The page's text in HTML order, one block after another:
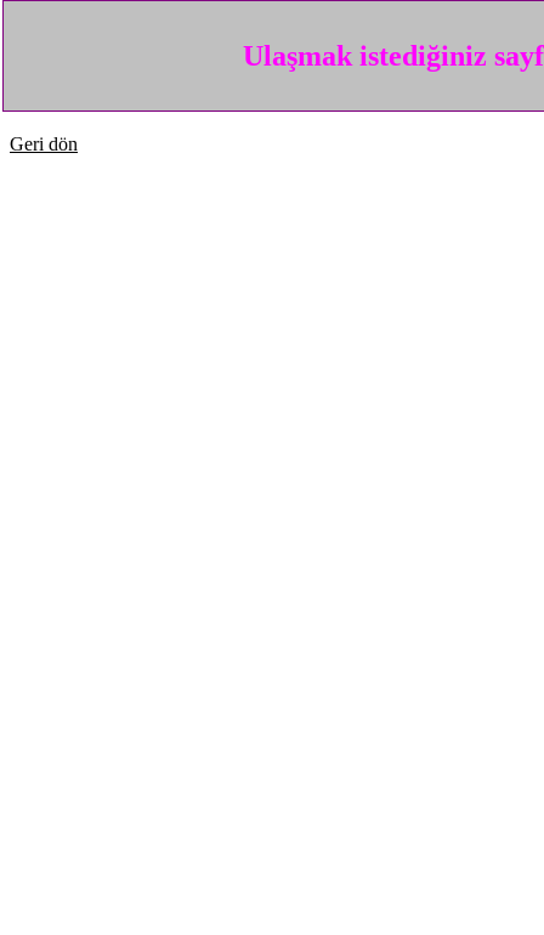
Ulaşmak istediğiniz
Geri dön